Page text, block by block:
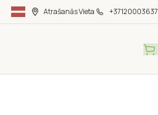
Atrašanās Vieta +37120003637